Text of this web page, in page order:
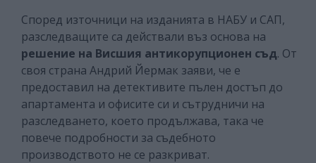
Според източници на изданията в НАБУ и САП,
разследващите са действали въз основа на
решение на Висшия антикорупционен съд. От
своя страна Андрий Йермак заяви, че е
предоставил на детективите пълен достъп до
апартамента и офисите си и сътрудничи на
разследването, което продължава, така че
повече подробности за съдебното
производството не се разкриват.